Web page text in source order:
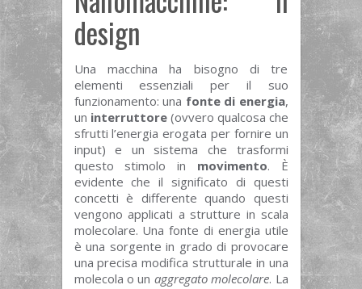
design
Una macchina ha bisogno di tre
elementi essenziali per il suo
funzionamento: una fonte di energia,
un interruttore(ovvero qualcosa che
sfrutti l’energia erogata per fornire un
input) e un sistema che trasformi
questo stimolo in movimento. È
evidente che il significato di questi
concetti è differente quando questi
vengono applicati a strutture in scala
molecolare. Una fonte di energia utile
è una sorgente in grado di provocare
una precisa modifica strutturale in una
molecola o un aggregato molecolare. La